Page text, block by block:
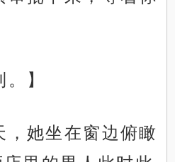
】
，她坐在窗边俯瞰